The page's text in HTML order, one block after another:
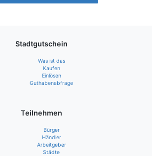
Stadtgutschein
Was ist das
Kaufen
Einlösen
Guthabenabfrage
Teilnehmen
Bürger
Händler
Arbeitgeber
Städte